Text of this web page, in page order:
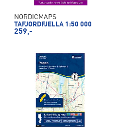
NORDICMAPS
TAFJORDFJELLA 1:50 000
259,-